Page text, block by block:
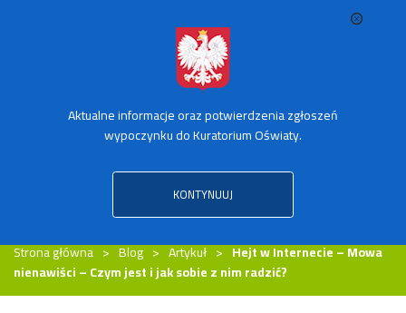
Aktualne informacje oraz potwierdzenia zgłoszeń
wypoczynku do Kuratorium Oświaty.
KONTYNUUJ
SPRAWDŹ TRANSPORT ZORGANIZOWANY
Strona główna Blog Artykuł
Hejt w Internecie – Mowa
nienawiści – Czym jest i jak sobie z nim radzić?